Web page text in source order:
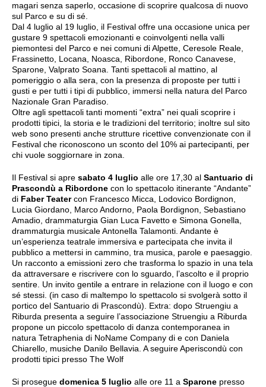
magari senza saperlo, occasione di scoprire qualcosa di nuovo
sul Parco e su di sé.
Dal 4 luglio al 19 luglio, il Festival offre una occasione unica per
gustare 9 spettacoli emozionanti e coinvolgenti nella valli
piemontesi del Parco e nei comuni di Alpette, Ceresole Reale,
Frassinetto, Locana, Noasca, Ribordone, Ronco Canavese,
Sparone, Valprato Soana. Tanti spettacoli al mattino, al
pomeriggio o alla sera, con la presenza di proposte per tutti i
gusti e per tutti i tipi di pubblico, immersi nella natura del Parco
Nazionale Gran Paradiso.
Oltre agli spettacoli tanti momenti “extra” nei quali scoprire i
prodotti tipici, la storia e le tradizioni del territorio; inoltre sul sito
web sono presenti anche strutture ricettive convenzionate con il
Festival che riconoscono un sconto del 10% ai partecipanti, per
chi vuole soggiornare in zona.
Il Festival si apre sabato 4 luglio alle ore 17,30 al Santuario di
Prascondù a Ribordone con lo spettacolo itinerante “Andante”
di Faber Teatercon Francesco Micca, Lodovico Bordignon,
Lucia Giordano, Marco Andorno, Paola Bordignon, Sebastiano
Amadio, drammaturgia Gian Luca Favetto e Simona Gonella,
drammaturgia musicale Antonella Talamonti. Andante è
un’esperienza teatrale immersiva e partecipata che invita il
pubblico a mettersi in cammino, tra musica, parole e paesaggio.
Un racconto a emissioni zero che trasforma lo spazio in una tela
da attraversare e riscrivere con lo sguardo, l’ascolto e il proprio
sentire. Un invito gentile a entrare in relazione con il luogo e con
sé stessi. (in caso di maltempo lo spettacolo si svolgerà sotto il
portico del Santuario di Prascondù). Extra: dopo Struengiu a
Riburda presenta a seguire l’associazione Struengiu a Riburda
propone un piccolo spettacolo di danza contemporanea in
natura Tetraphenia di NoName Company di e con Daniela
Chiarello, musiche Danilo Bellavia. A seguire Aperiscondù con
prodotti tipici presso The Wolf
Si prosegue domenica 5 luglio alle ore 11 a Sparone presso